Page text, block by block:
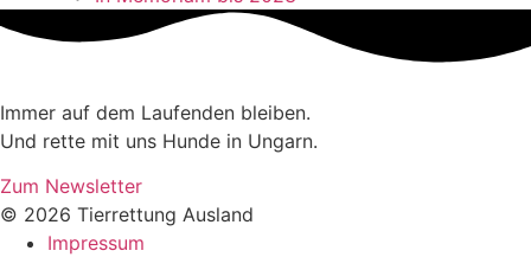
Immer auf dem Laufenden bleiben.
Und rette mit uns Hunde in Ungarn.
Zum Newsletter
© 2026 Tierrettung Ausland
Impressum